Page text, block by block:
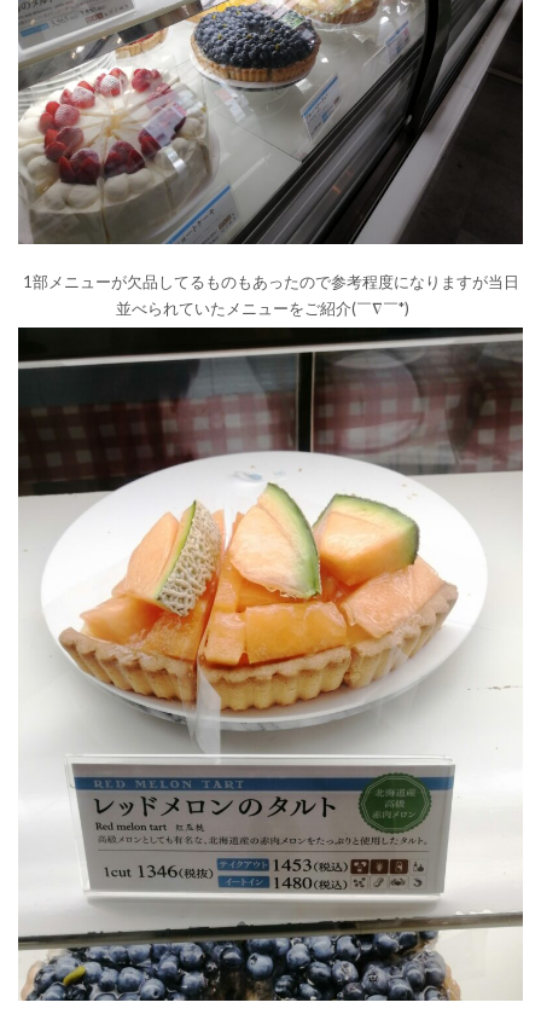
1部メニューが欠品してるものもあったので参考程度になりますが当日
並べられていたメニューをご紹介(￣∇￣*)ゞ